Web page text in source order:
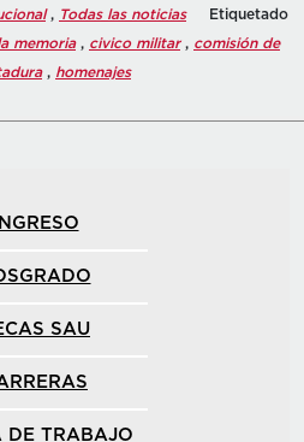
, Todas las noticias
Etiquetado
memoria, civico militar, comisión de
, homenajes
INGRESO
SAU
DE TRABAJO